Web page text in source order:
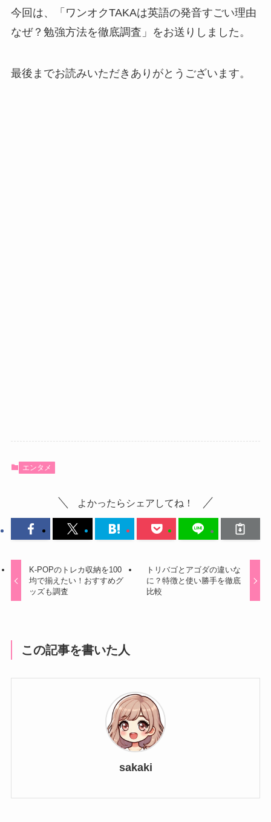
今回は、「ワンオクTAKAは英語の発音すごい理由
なぜ？勉強方法を徹底調査」をお送りしました。
最後までお読みいただきありがとうございます。
エンタメ
よかったらシェアしてね！
K-POPのトレカ収納を100
均で揃えたい！おすすめグ
ッズも調査
トリバゴとアゴダの違いな
に？特徴と使い勝手を徹底
比較
この記事を書いた人
sakaki